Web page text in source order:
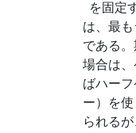
を固定
は、最
である
場合は、
ばハー
ー）を
られる